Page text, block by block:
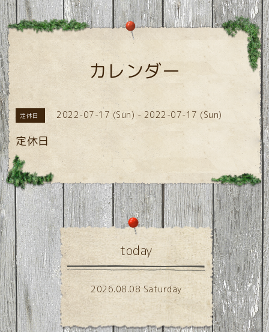
カレンダー
定休日 2022-07-17 (Sun) - 2022-07-17 (Sun)
定休日
today
2026.08.08 Saturday